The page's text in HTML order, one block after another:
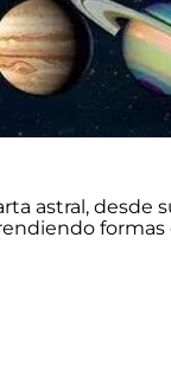
astral,